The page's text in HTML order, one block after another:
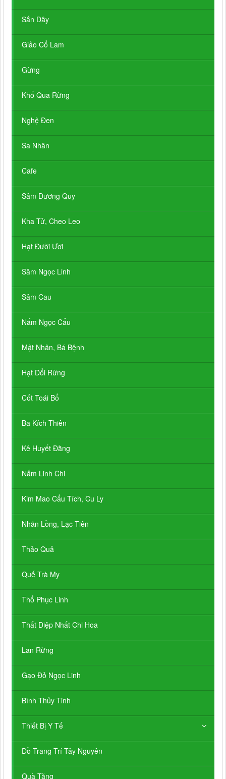
Sắn Dây
Giảo Cổ Lam
Gừng
Khổ Qua Rừng
Nghệ Đen
Sa Nhân
Cafe
Sâm Đương Quy
Kha Tử, Cheo Leo
Hạt Đười Ươi
Sâm Ngọc Linh
Sâm Cau
Nấm Ngọc Cẩu
Mật Nhân, Bá Bệnh
Hạt Dổi Rừng
Cốt Toái Bổ
Ba Kích Thiên
Kê Huyết Đằng
Nấm Linh Chi
Kim Mao Cẩu Tích, Cu Ly
Nhãn Lồng, Lạc Tiên
Thảo Quả
Quế Trà My
Thổ Phục Linh
Thất Diệp Nhất Chi Hoa
Lan Rừng
Gạo Đỏ Ngọc Linh
Bình Thủy Tinh
Thiết Bị Y Tế
Đồ Trang Trí Tây Nguyên
Quà Tặng